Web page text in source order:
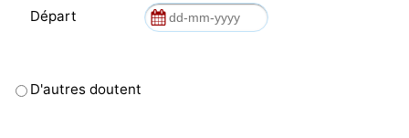
Walcherse
Dishoek
Middelburg
Zeeuws-
Départ
D'autres doutent